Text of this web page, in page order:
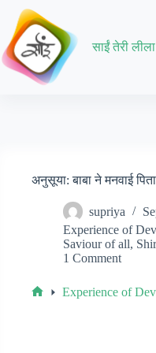
content
साईं तेरी लीला
अनुसूया: बाबा ने मनवाई
supriya
Experience of
Saviour of all,
1 Comment
Experience of